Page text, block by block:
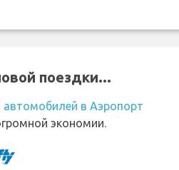
поездки...
автомобилей в Аэропорт
экономии.